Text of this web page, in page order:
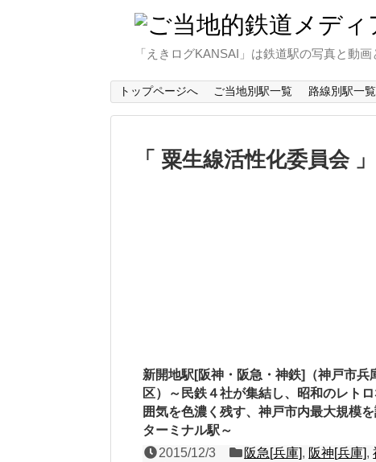
「えきログKANSAI」は鉄道駅の写真と動
トップページへ ご当地別駅一覧 路線別駅一覧
粟生線活性化委員会
新開地駅[阪神・阪急・神鉄]（神戸市兵
区）～民鉄４社が集結し、昭和のレト
囲気を色濃く残す、神戸市内最大規模
ターミナル駅～
2015/12/3
阪急[兵庫], 阪神[兵庫],